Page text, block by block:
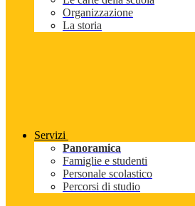
Organizzazione
La storia
Servizi
Panoramica
Famiglie e studenti
Personale scolastico
Percorsi di studio